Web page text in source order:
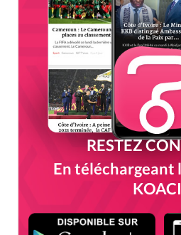
RESTEZ
En téléchargeant